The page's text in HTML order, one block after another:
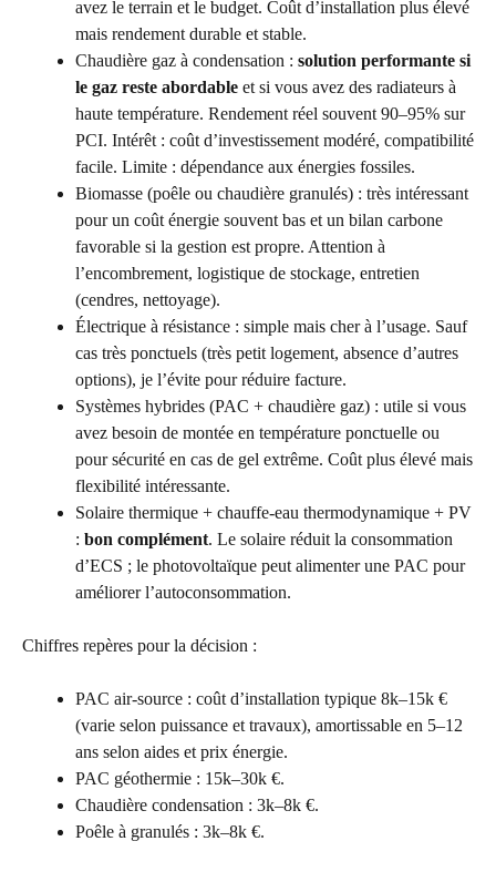
avez le terrain et le budget. Coût d’installation plus élevé
mais rendement durable et stable.
Chaudière gaz à condensation : solution performante si
le gaz reste abordable et si vous avez des radiateurs à
haute température. Rendement réel souvent 90–95% sur
PCI. Intérêt : coût d’investissement modéré, compatibilité
facile. Limite : dépendance aux énergies fossiles.
Biomasse (poêle ou chaudière granulés) : très intéressant
pour un coût énergie souvent bas et un bilan carbone
favorable si la gestion est propre. Attention à
l’encombrement, logistique de stockage, entretien
(cendres, nettoyage).
Électrique à résistance : simple mais cher à l’usage. Sauf
cas très ponctuels (très petit logement, absence d’autres
options), je l’évite pour réduire facture.
Systèmes hybrides (PAC + chaudière gaz) : utile si vous
avez besoin de montée en température ponctuelle ou
pour sécurité en cas de gel extrême. Coût plus élevé mais
flexibilité intéressante.
Solaire thermique + chauffe-eau thermodynamique + PV
: bon complément. Le solaire réduit la consommation
d’ECS ; le photovoltaïque peut alimenter une PAC pour
améliorer l’autoconsommation.
Chiffres repères pour la décision :
PAC air-source : coût d’installation typique 8k–15k €
(varie selon puissance et travaux), amortissable en 5–12
ans selon aides et prix énergie.
PAC géothermie : 15k–30k €.
Chaudière condensation : 3k–8k €.
Poêle à granulés : 3k–8k €.